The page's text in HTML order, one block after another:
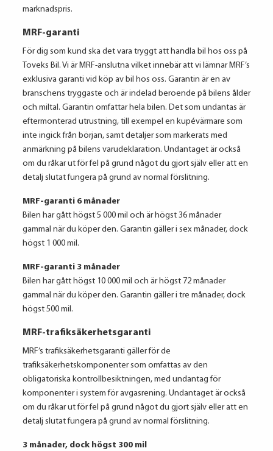
marknadspris.
MRF-garanti
För dig som kund ska det vara tryggt att handla bil hos oss på
Toveks Bil. Vi är MRF-anslutna vilket innebär att vi lämnar MRF’s
exklusiva garanti vid köp av bil hos oss. Garantin är en av
branschens tryggaste och är indelad beroende på bilens ålder
och miltal. Garantin omfattar hela bilen. Det som undantas är
eftermonterad utrustning, till exempel en kupévärmare som
inte ingick från början, samt detaljer som markerats med
anmärkning på bilens varudeklaration. Undantaget är också
om du råkar ut för fel på grund något du gjort själv eller att en
detalj slutat fungera på grund av normal förslitning.
MRF-garanti 6 månader
Bilen har gått högst 5 000 mil och är högst 36 månader
gammal när du köper den. Garantin gäller i sex månader, dock
högst 1 000 mil.
MRF-garanti 3 månader
Bilen har gått högst 10 000 mil och är högst 72 månader
gammal när du köper den. Garantin gäller i tre månader, dock
högst 500 mil.
MRF-trafiksäkerhetsgaranti
MRF’s trafiksäkerhetsgaranti gäller för de
trafiksäkerhetskomponenter som omfattas av den
obligatoriska kontrollbesiktningen, med undantag för
komponenter i system för avgasrening. Undantaget är också
om du råkar ut för fel på grund något du gjort själv eller att en
detalj slutat fungera på grund av normal förslitning.
3 månader, dock högst 300 mil